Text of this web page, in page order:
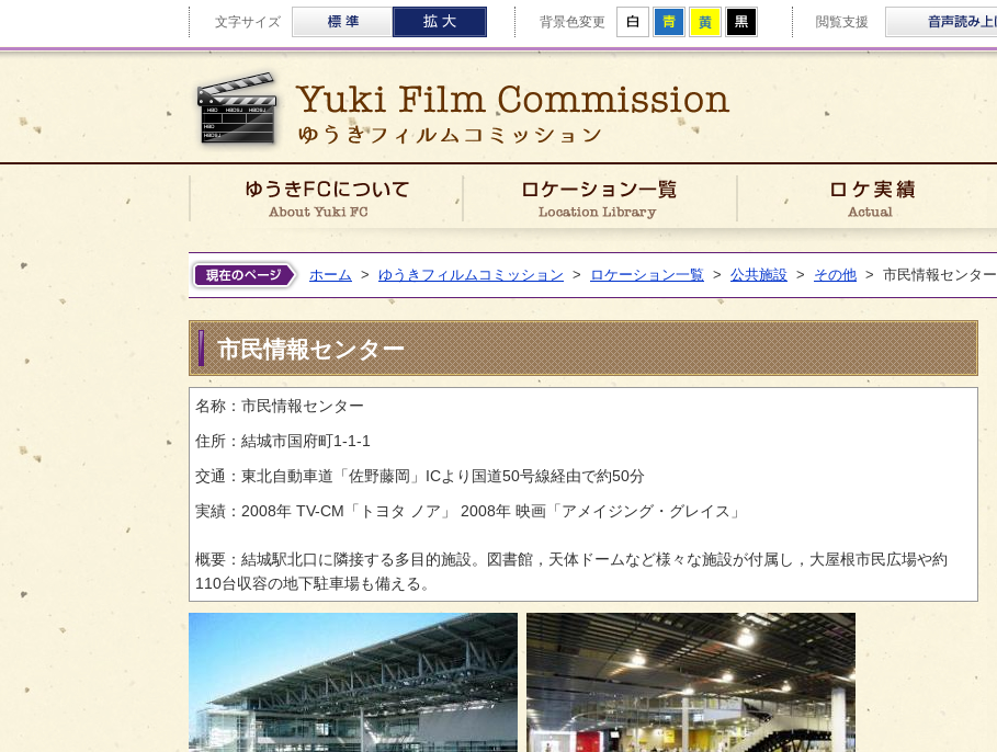
ゆうきFCについて ロケーション一覧
文字サイズ 拡大 背景色変更 白 青 黄 閲覧支援
ホーム > ゆうきフィルムコミッション > ロケーション一覧 > 公共施設 > その他 > 市民情報センター
市民情報センター
名称：市民情報センター
住所：結城市国府町1-1-1
交通：東北自動車道「佐野藤岡」ICより国道50号線経由で約50分
実績：2008年 TV-CM「トヨタ ノア」 2008年 映画「アメイジング・グレイス」
概要：結城駅北口に隣接する多目的施設。図書館，天体ドームなど様々な施設が付属し，大屋根市民広場や約
110台収容の地下駐車場も備える。